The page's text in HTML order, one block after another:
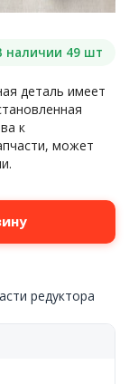
деталь имеет
к
может
наличии 49 шт
редуктора